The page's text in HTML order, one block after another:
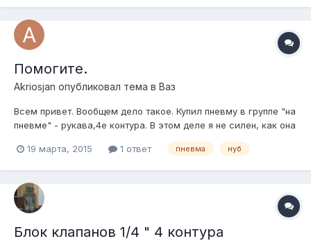
Помогите.
Akriosjan опубликовал тема в Ваз
Всем привет. Вообщем дело такое. Купил пневму в группе "на
пневме" - рукава,4е контура. В этом деле я не силен, как она
очень(точнее вообще не знаю) Прошу Вас все доступно мне
со схем подключения...
19 марта, 2015 1 ответ пневма нуб
Блок клапанов 1/4 " 4 контура